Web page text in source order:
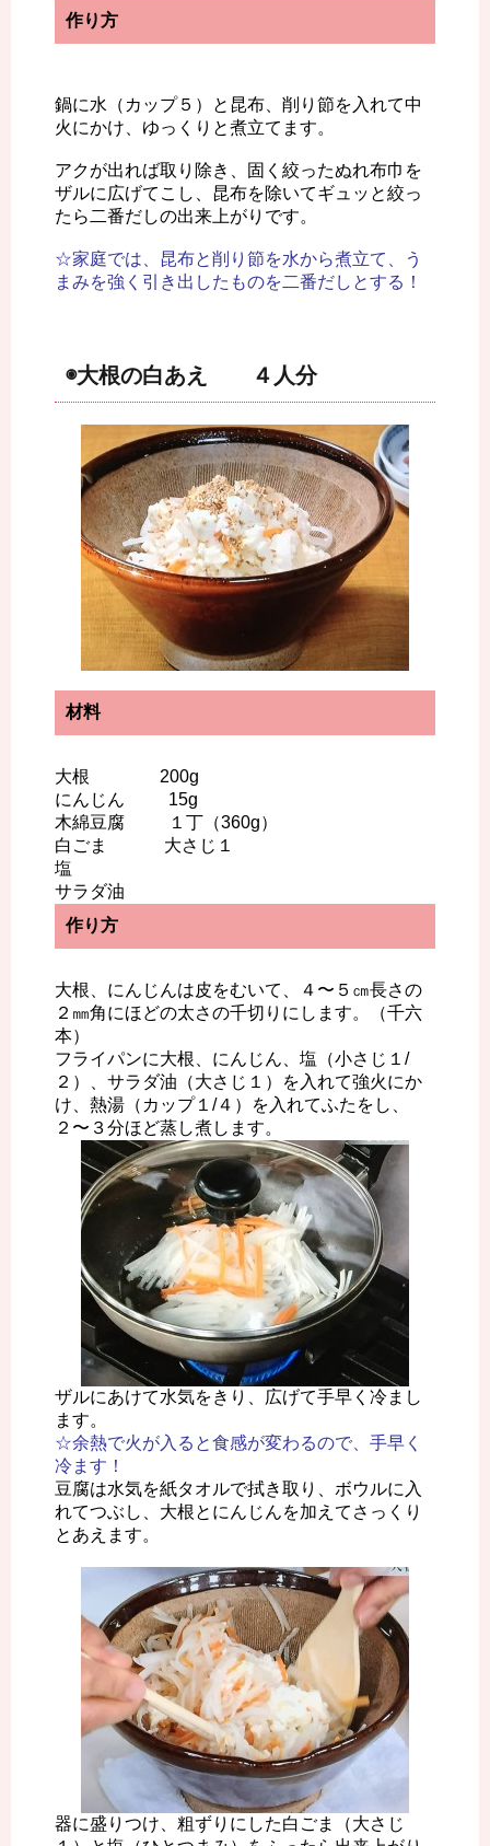
作り方
鍋に水（カップ５）と昆布、削り節を入れて中
火にかけ、ゆっくりと煮立てます。
アクが出れば取り除き、固く絞ったぬれ布巾を
ザルに広げてこし、昆布を除いてギュッと絞っ
たら二番だしの出来上がりです。
☆家庭では、昆布と削り節を水から煮立て、う
まみを強く引き出したものを二番だしとする！
◉大根の白あえ ４人分
材料
大根 200g
にんじん 15g
木綿豆腐 １丁（360g）
白ごま 大さじ１
塩
サラダ油
作り方
大根、にんじんは皮をむいて、４〜５㎝長さの
２㎜角にほどの太さの千切りにします。（千六
本）
フライパンに大根、にんじん、塩（小さじ１/
２）、サラダ油（大さじ１）を入れて強火にか
け、熱湯（カップ１/４）を入れてふたをし、
２〜３分ほど蒸し煮します。
ザルにあけて水気をきり、広げて手早く冷まし
ます。
☆余熱で火が入ると食感が変わるので、手早く
冷ます！
豆腐は水気を紙タオルで拭き取り、ボウルに入
れてつぶし、大根とにんじんを加えてさっくり
とあえます。
器に盛りつけ、粗ずりにした白ごま（大さじ